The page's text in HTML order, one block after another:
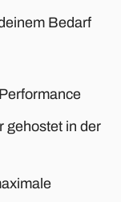
Bedarf
gehostet in der